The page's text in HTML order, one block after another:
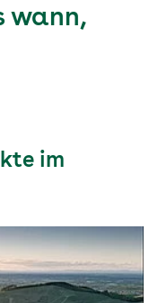
wann,
im